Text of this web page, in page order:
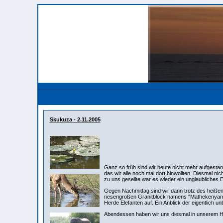
Skukuza - 2.11.2005
Ganz so früh sind wir heute nicht mehr
das wir alle noch mal dort hinwollten. Diesmal
zu uns gesellte war es wieder ein unglaubliches
Gegen Nachmittag sind wir dann trotz des
riesengroßen Granitblock namens
Herde Elefanten auf. Ein Anblick der eigentlich
Abendessen haben wir uns diesmal in unserem